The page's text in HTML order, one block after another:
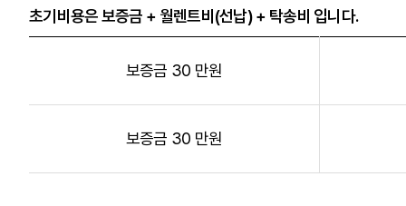
초기비용은 보증금 + 월렌트비(선납) + 탁송비 입니다.
보증금 30 만원
보증금 30 만원